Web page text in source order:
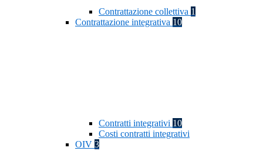
Contrattazione collettiva 1
Contrattazione integrativa 10
Contratti integrativi 10
Costi contratti integrativi
OIV 3